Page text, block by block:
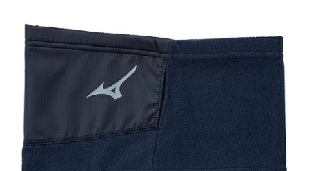
アイテムから選ぶ
ブランドから選ぶ
SALE品はこちら
INFORMATIOM